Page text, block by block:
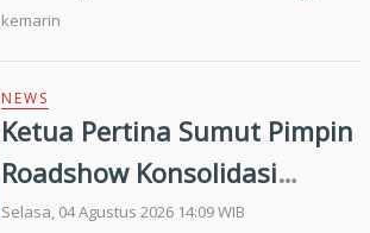
Konsolidasi Pengkab
Labuhanbatu dan
Labuhanbatu Selatan Jelang
Porprovsu 2026
kemarin
NEWS
Ketua Pertina Sumut Pimpin
Roadshow Konsolidasi
Jelang Porprovsu 2026,
Selasa, 04 Agustus 2026 14:09 WIB